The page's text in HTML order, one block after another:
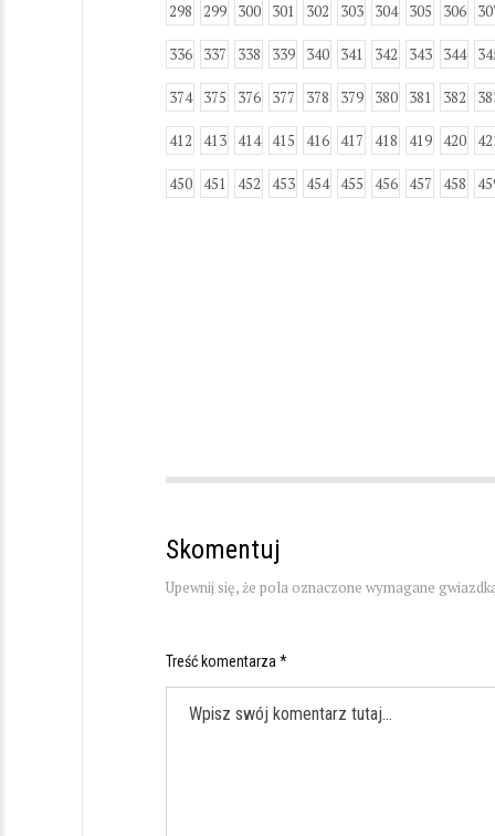
298 299 300 301 302 303 304 305 306
336 337 338 339 340 341 342 343 344
374 375 376 377 378 379 380 381 382
412 413 414 415 416 417 418 419 420
450 451 452 453 454 455 456 457 458
Skomentuj
Upewnij się, że pola oznaczone wymagane
Treść komentarza *